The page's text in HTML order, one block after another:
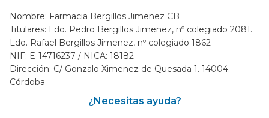
Nombre: Farmacia Bergillos Jimenez CB
Titulares: Ldo. Pedro Bergillos Jimenez, nº colegiado 2081.
Ldo. Rafael Bergillos Jimenez, nº colegiado 1862
NIF: E-14716237 / NICA: 18182
Dirección: C/ Gonzalo Ximenez de Quesada 1. 14004.
Córdoba
¿Necesitas ayuda?